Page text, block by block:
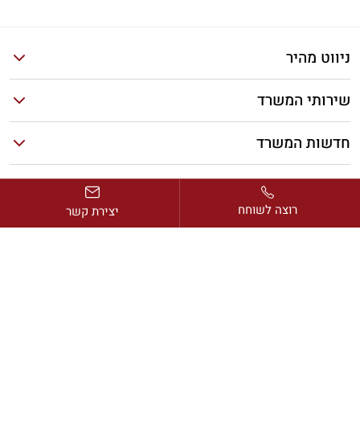
כתובת:
ניווט מהיר
שירותי המשרד
חדשות המשרד
מאמרים אחרונים
רוצה לשוחח יצירת קשר